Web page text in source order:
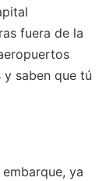
fuera de la
saben que tú
ya